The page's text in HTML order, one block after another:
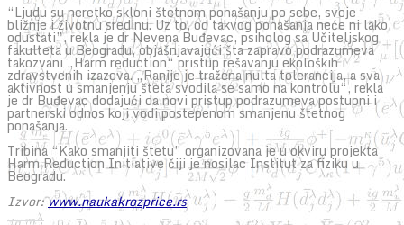
“Ljudu su neretko skloni štetnom ponašanju po sebe, svoje
bližnje i životnu sredinu. Uz to, od takvog ponašanja neće ni lako
odustati”, rekla je dr Nevena Buđevac, psiholog sa Učiteljskog
fakulteta u Beogradu, objašnjavajući šta zapravo podrazumeva
takozvani „Harm reduction“ pristup rešavanju ekoloških i
zdravstvenih izazova. „Ranije je tražena nulta tolerancija, a sva
aktivnost u smanjenju šteta svodila se samo na kontrolu“, rekla
je dr Buđevac dodajući da novi pristup podrazumeva postupni i
partnerski odnos koji vodi postepenom smanjenu štetnog
ponašanja.
Tribina “Kako smanjiti štetu” organizovana je u okviru projekta
Harm Reduction Initiative čiji je nosilac Institut za fiziku u
Beogradu.
Izvor:www.naukakrozprice.rs